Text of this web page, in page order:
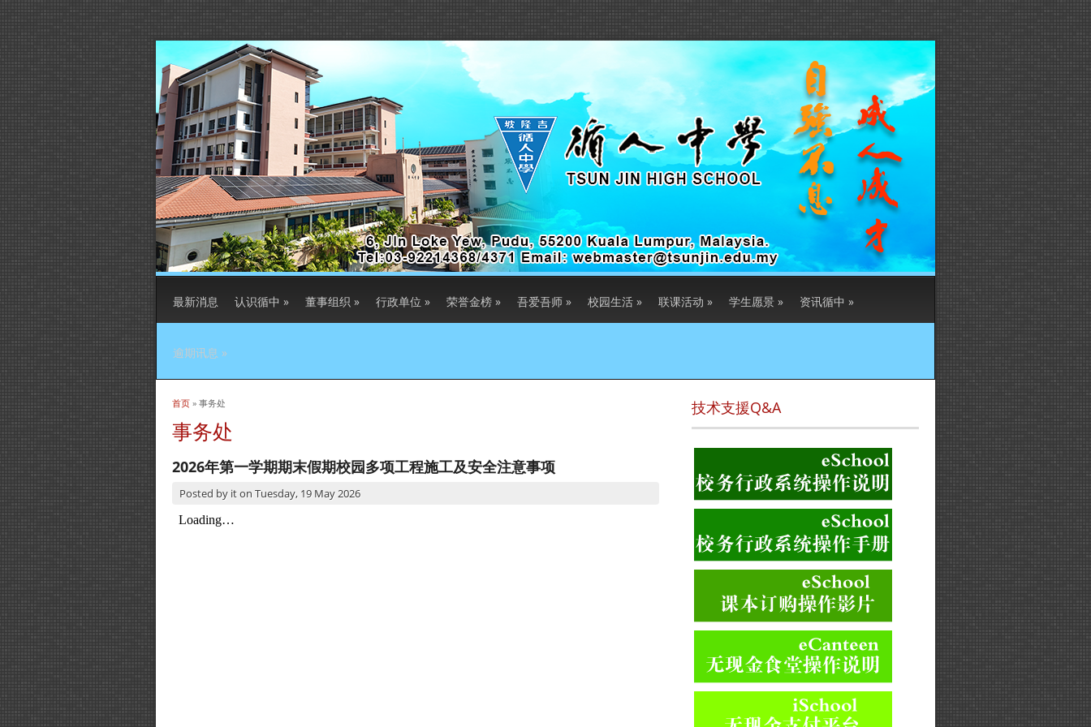
最新消息 认识循中 » 董事组织 » 行政单位 » 荣誉金榜 » 吾爱吾师 » 校园生活 » 联课活动 » 学生愿景 » 资讯循中 »
逾期讯息 »
当前位置
首页 » 事务处
事务处
2026年第一学期期末假期校园多项工程施工及安全注意事项
Posted by iton Tuesday, 19 May 2026
技术支援Q&A